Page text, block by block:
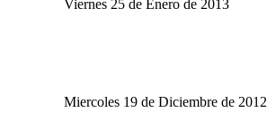
Viernes 25 de Enero de 2013
Miercoles 19 de Diciembre de 2012